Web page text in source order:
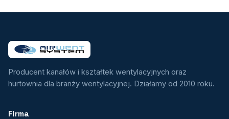
Producent kanałów i kształtek wentylacyjnych oraz
hurtownia dla branży wentylacyjnej. Działamy od 2010 roku.
Firma